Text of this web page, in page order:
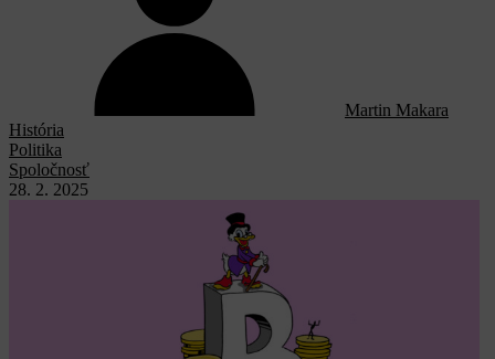
Martin Makara
História
Politika
Spoločnosť
28. 2. 2025